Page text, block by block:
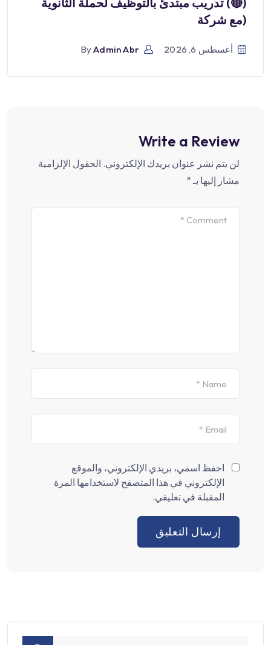
(مع شركة
أغسطس 6, 2026 ByAdmin Abr
Write a Review
لن يتم نشر عنوان بريدك الإلكتروني. الحقول الإلزامية
مشار إليها بـ*
احفظ اسمي، بريدي الإلكتروني، والموقع
الإلكتروني في هذا المتصفح لاستخدامها المرة
المقبلة في تعليقي.